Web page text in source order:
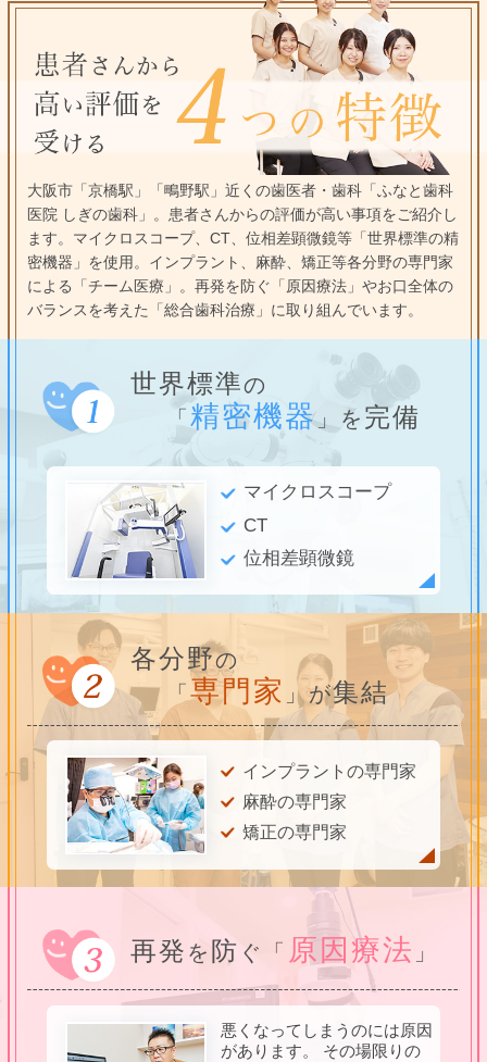
大阪市「京橋駅」「鴫野駅」近くの歯医者・歯科「ふなと歯科
医院 しぎの歯科」。患者さんからの評価が高い事項をご紹介し
ます。マイクロスコープ、CT、位相差顕微鏡等「世界標準の精
密機器」を使用。インプラント、麻酔、矯正等各分野の専門家
による「チーム医療」。再発を防ぐ「原因療法」やお口全体の
バランスを考えた「総合歯科治療」に取り組んでいます。
世界標準の
「 精密機器」を 完備
マイクロスコープ
CT
位相差顕微鏡
各分野の
「 専門家 」が集結
インプラントの専門家
麻酔の専門家
矯正の専門家
再発 を 防 ぐ「 原因療法 」
悪くなってしまうのには原因
があります。 その場限りの